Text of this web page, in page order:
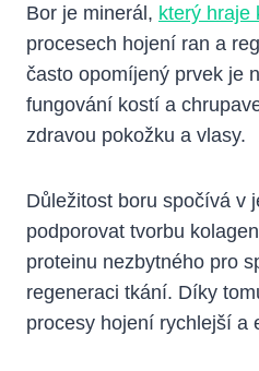
Bor je minerál, který hraje
procesech hojení ran a
často opomíjený prvek je
fungování kostí a
zdravou pokožku a vlasy.
Důležitost boru spočívá v
podporovat tvorbu
proteinu nezbytného pro
regeneraci tkání. Díky
procesy hojení rychlejší a